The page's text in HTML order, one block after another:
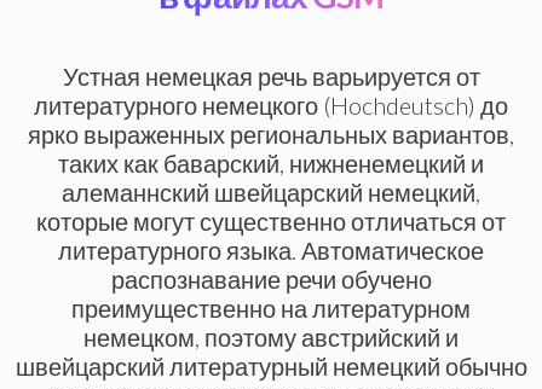
Устная немецкая речь варьируется от
литературного немецкого (Hochdeutsch) до
ярко выраженных региональных вариантов,
таких как баварский, нижненемецкий и
алеманнский швейцарский немецкий,
которые могут существенно отличаться от
литературного языка. Автоматическое
распознавание речи обучено
преимущественно на литературном
немецком, поэтому австрийский и
швейцарский литературный немецкий обычно